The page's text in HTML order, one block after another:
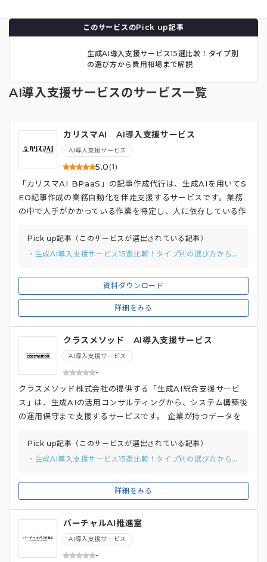
このサービスのPick up記事
生成AI導入支援サービス15選比較！タイプ別
の選び方から費用相場まで解説
AI導入支援サービスのサービス一覧
カリスマAI AI導入支援サービス
AI導入支援サービス
5.0 (1)
資料ダウンロード
詳細をみる
「カリスマAI BPaaS」の記事作成代行は、生成AIを用いてS
EO記事作成の業務自動化を伴走支援するサービスです。業務
の中で人手がかかっている作業を特定し、人に依存している作
ツールとAIを組み合わせ、低コストでAI自動化を実現します。
Pick up記事（このサービスが選出されている記事）
・生成AI導入支援サービス15選比較！タイプ別の選び方から費用相場まで解説
クラスメソッド AI導入支援サービス
AI導入支援サービス
-
詳細をみる
クラスメソッド株式会社の提供する「生成AI総合支援サービ
ス」は、生成AIの活用コンサルティングから、システム構築後
の運用保守まで支援するサービスです。 企業が持つデータを
を目的として、顧客のニーズに応じたAIツールの選定や導入プ
ロセスをサポートし、技術的な知識や経験を活かしてスムーズ
支援にも力を入れており、継続的な改善や最適化を通じて、顧
客がAI技術を効果的に活用できるよう支援しています。さら
に、教育プログラムやワークショップも提供しており、企業内
でのAIリテラシー向上を図ることにも注力しています。
Pick up記事（このサービスが選出されている記事）
・生成AI導入支援サービス15選比較！タイプ別の選び方から費用相場まで解説
バーチャルAI推進室
AI導入支援サービス
-